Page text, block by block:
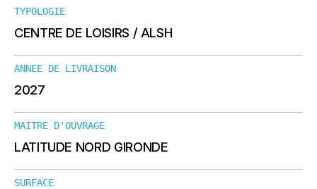
TYPOLOGIE
CENTRE DE LOISIRS / ALSH
ANNEE DE LIVRAISON
2027
MAITRE D'OUVRAGE
LATITUDE NORD GIRONDE
SURFACE